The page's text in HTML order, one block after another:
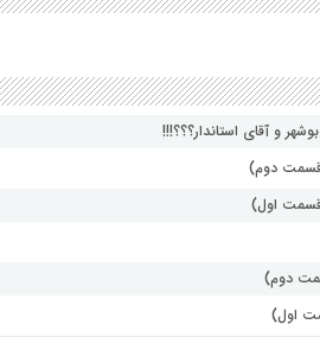
و آقای استاندار؟؟؟!!!
دوم)
اول)
دوم)
اول)